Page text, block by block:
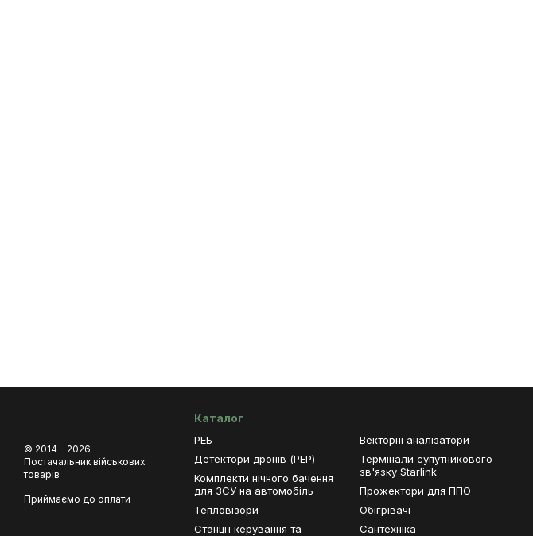
© 2014—2026
Постачальник військових
товарів
Приймаємо до оплати
Каталог
РЕБ
Детектори дронів (РЕР)
Комплекти нічного бачення
для ЗСУ на автомобіль
Тепловізори
Станції керування та
Векторні аналізатори
Термінали супутникового
зв'язку Starlink
Прожектори для ППО
Обігрівачі
Сантехніка